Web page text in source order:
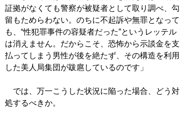
証拠がなくても警察が被疑者として取り調べ、勾
留もためらわない。のちに不起訴や無罪となって
も、“性犯罪事件の容疑者だった”というレッテル
は消えません。だからこそ、恐怖から示談金を支
払ってしまう男性が後を絶たず、その構造を利用
した美人局集団が跋扈しているのです」
では、万一こうした状況に陥った場合、どう対
処するべきか。